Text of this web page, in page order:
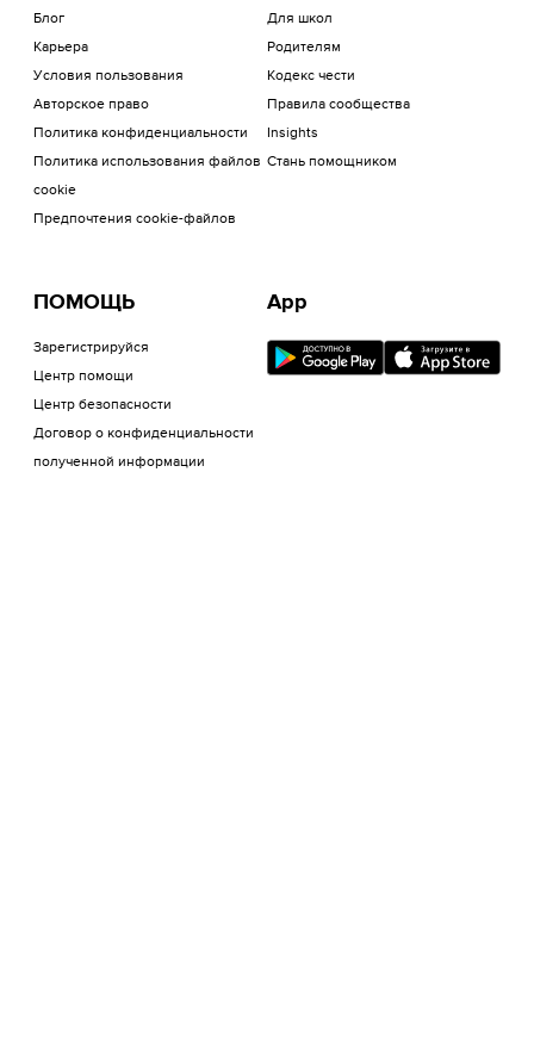
Блог
Карьера
Условия пользования
Авторское право
Политика конфиденциальности
Политика использования файлов
cookie
Предпочтения cookie-файлов
Для школ
Родителям
Кодекс чести
Правила сообщества
Insights
Стань помощником
ПОМОЩЬ
Зарегистрируйся
Центр помощи
Центр безопасности
Договор о конфиденциальности
полученной информации
App